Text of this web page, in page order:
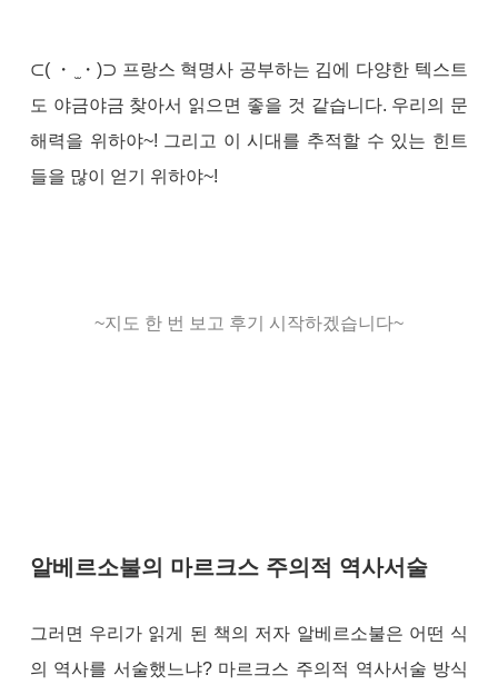
⊂( ・ ̫・)⊃ 프랑스 혁명사 공부하는 김에 다양한 텍스트
도 야금야금 찾아서 읽으면 좋을 것 같습니다. 우리의 문
해력을 위하야~! 그리고 이 시대를 추적할 수 있는 힌트
들을 많이 얻기 위하야~!
~지도 한 번 보고 후기 시작하겠습니다~
알베르소불의 마르크스 주의적 역사서술
그러면 우리가 읽게 된 책의 저자 알베르소불은 어떤 식
의 역사를 서술했느냐? 마르크스 주의적 역사서술 방식